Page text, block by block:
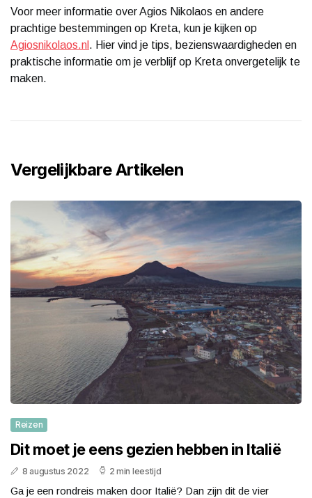
Voor meer informatie over Agios Nikolaos en andere
prachtige bestemmingen op Kreta, kun je kijken op
Agiosnikolaos.nl . Hier vind je tips, bezienswaardigheden en
praktische informatie om je verblijf op Kreta onvergetelijk te
maken.
Vergelijkbare Artikelen
Reizen
Dit moet je eens gezien hebben in Italië
8 augustus 2022 2 min leestijd
Ga je een rondreis maken door Italië? Dan zijn dit de vier